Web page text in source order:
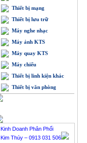
Thiết bị mạng
Thiết bị lưu trữ
Máy nghe nhạc
Máy ảnh KTS
Máy quay KTS
Máy chiếu
Thiết bị linh kiện khác
Thiết bị văn phòng
Kinh Doanh Phân Phối
Kim Thúy – 0913 031 506